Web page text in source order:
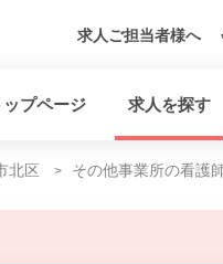
求人ご担当者様へ
ップページ 求人を探す
北区 その他事業所の看護